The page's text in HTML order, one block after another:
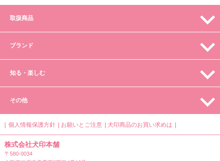
取扱商品
ブランド
知る・楽しむ
その他
個人情報保護方針 お願いとご注意 犬印商品のお買い求めは
株式会社犬印本舗
〒580-0034